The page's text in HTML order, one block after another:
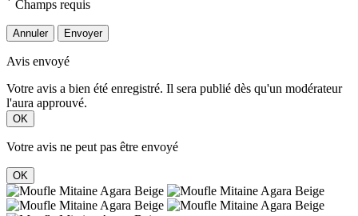
Champs requis
Annuler Envoyer
Avis envoyé
Votre avis a bien été enregistré. Il sera publié dès qu'un modérateur
l'aura approuvé.
OK
Votre avis ne peut pas être envoyé
OK